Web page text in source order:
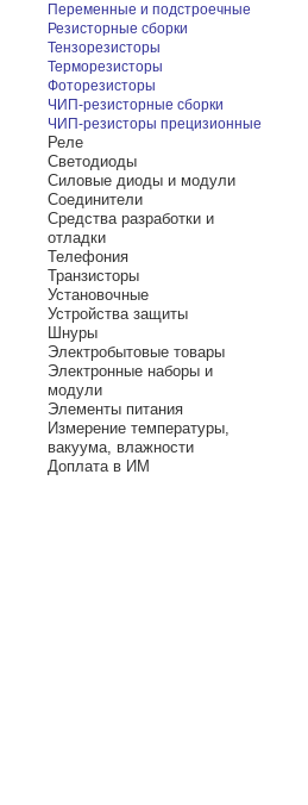
Переменные и подстроечные
Резисторные сборки
Тензорезисторы
Терморезисторы
Фоторезисторы
ЧИП-резисторные сборки
ЧИП-резисторы прецизионные
Реле
Светодиоды
Силовые диоды и модули
Соединители
Средства разработки и
отладки
Телефония
Транзисторы
Установочные
Устройства защиты
Шнуры
Электробытовые товары
Электронные наборы и
модули
Элементы питания
Измерение температуры,
вакуума, влажности
Доплата в ИМ